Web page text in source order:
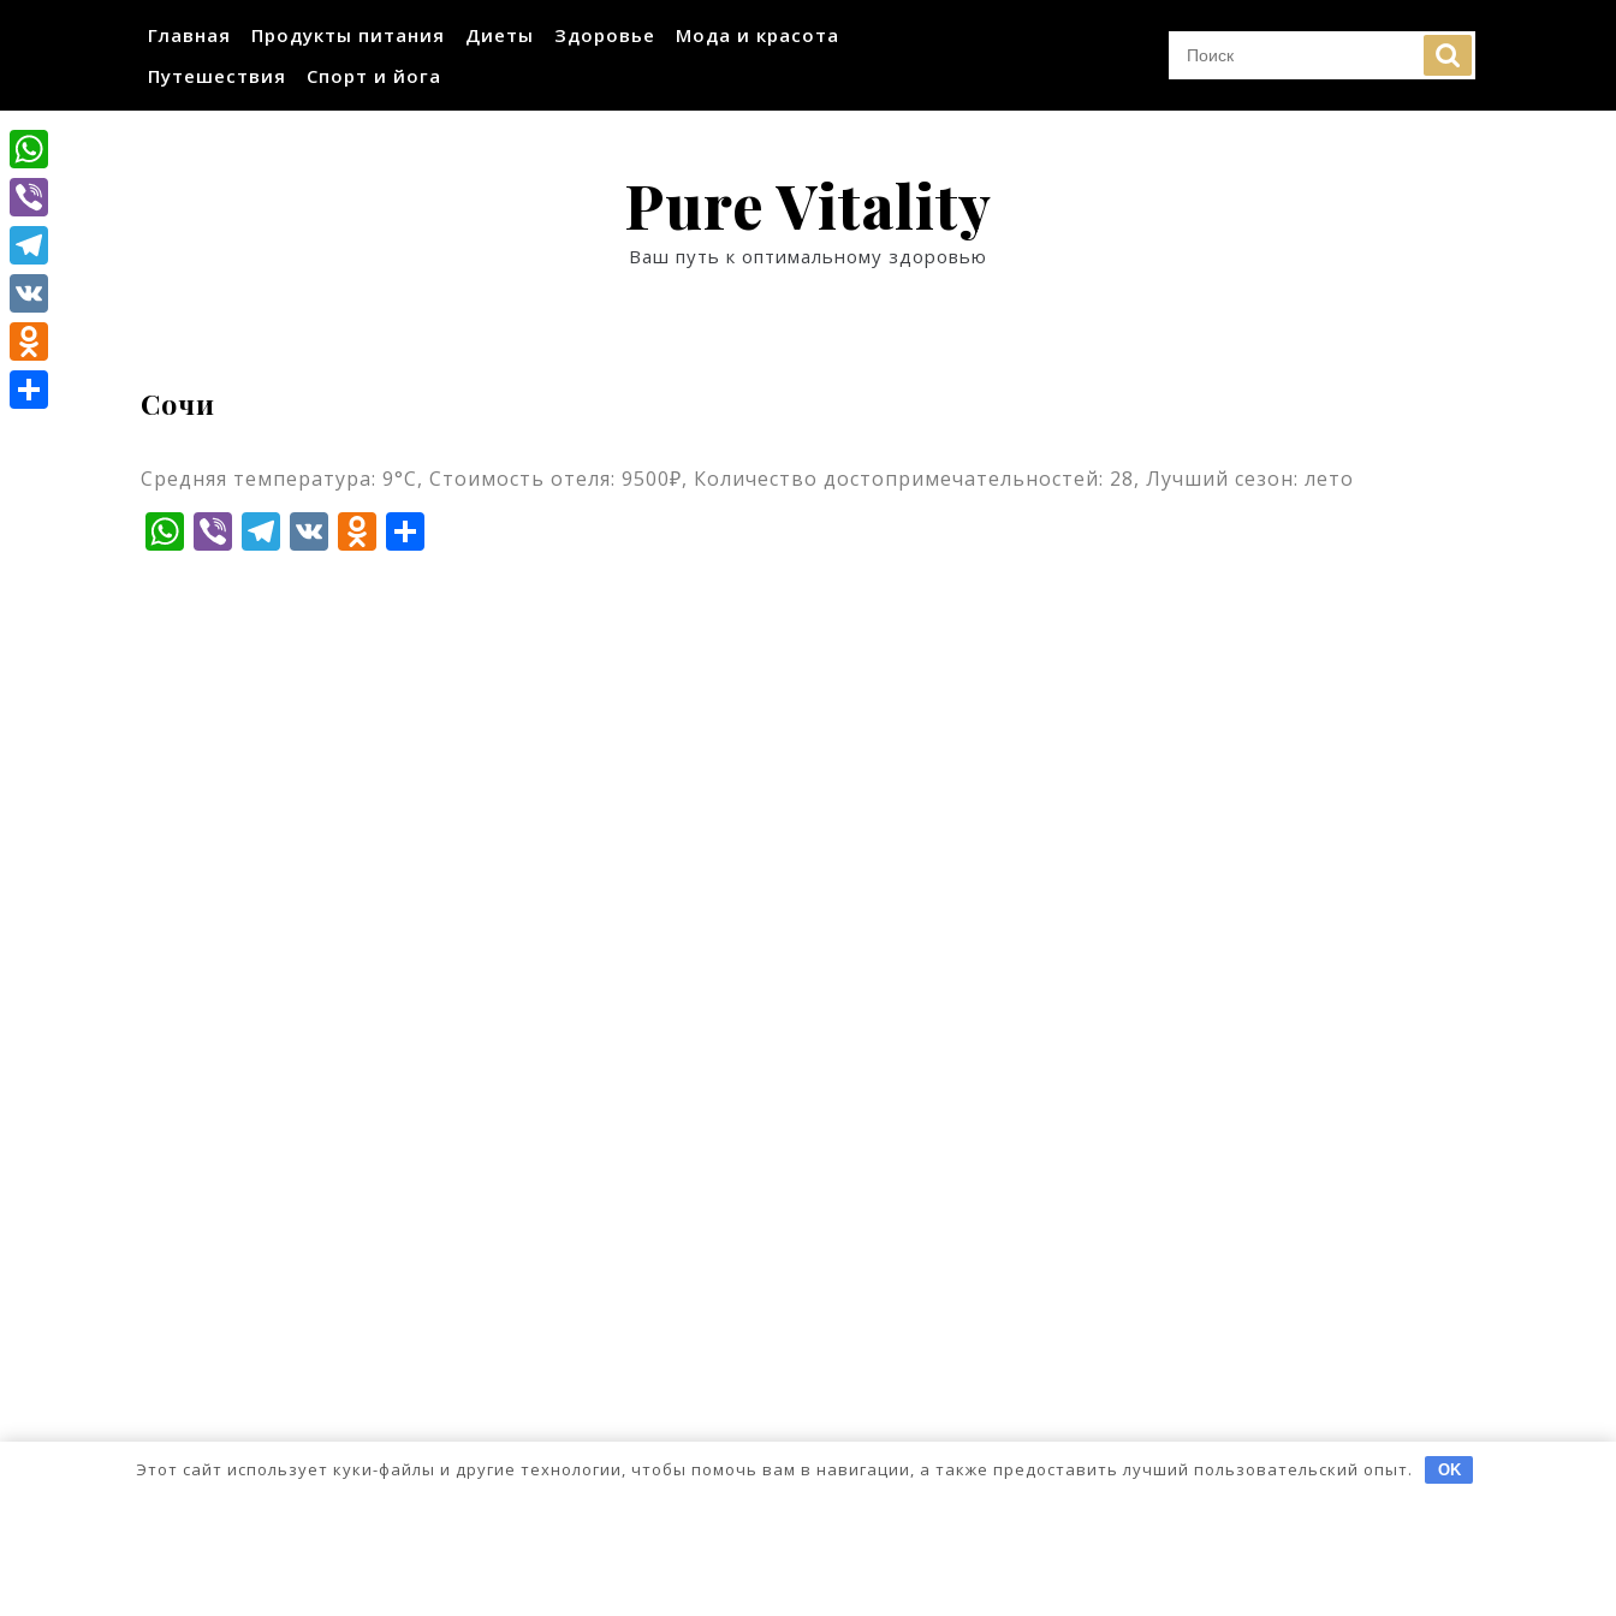
Главная Продукты питания Диеты Здоровье
Мода и красота
Путешествия
Спорт и йога
Pure Vitality
Ваш путь к оптимальному здоровью
Сочи
Средняя температура: 9°C, Стоимость отеля: 9500₽, Количество достопримечательностей: 28, Лучший сезон: лето
WhatsApp
ViberTelegram
VKOdnoklassniki
WhatsApp
Viber
Telegram
VK
Odnoklassniki
Этот сайт использует куки-файлы и другие технологии, чтобы помочь вам в навигации, а также предоставить лучший пользовательский опыт. OK